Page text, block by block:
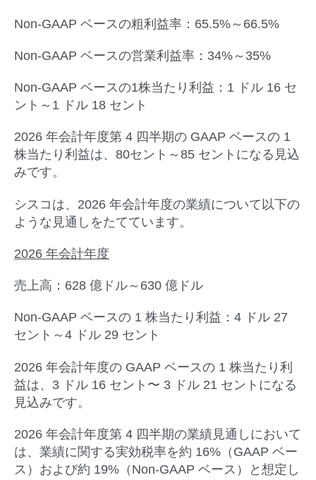
Non-GAAP ベースの粗利益率：65.5%～66.5%
Non-GAAP ベースの営業利益率：34%～35%
Non-GAAP ベースの1株当たり利益：1 ドル 16 セ
ント～1 ドル 18 セント
2026 年会計年度第 4 四半期の GAAP ベースの 1
株当たり利益は、80セント～85 セントになる見込
みです。
シスコは、2026 年会計年度の業績について以下の
ような見通しをたてています。
2026 年会計年度
売上高：628 億ドル～630 億ドル
Non-GAAP ベースの 1 株当たり利益：4 ドル 27
セント～4 ドル 29 セント
2026 年会計年度の GAAP ベースの 1 株当たり利
益は、3 ドル 16 セント〜 3 ドル 21 セントになる
見込みです。
2026 年会計年度第 4 四半期の業績見通しにおいて
は、業績に関する実効税率を約 16%（GAAP ベー
ス）および約 19%（Non-GAAP ベース）と想定し